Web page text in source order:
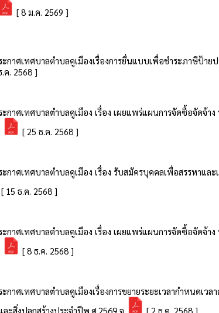
[ 8 ม.ค. 2569 ]
ะกาศเทศบาลตำบลคูเมืองเรื่องการยื่นแบบเพื่อชำระภาษีป้าย
ค. 2568 ]
ะกาศเทศบาลตำบลคูเมือง เรื่อง เผยแพร่แผนการจัดซื้อจัดจ้า
[ 25 ธ.ค. 2568 ]
กาศเทศบาลตำบลคูเมือง เรื่อง รับสมัครบุคคลเพื่อสรรหาและ
[ 15 ธ.ค. 2568 ]
ะกาศเทศบาลตำบลคูเมือง เรื่อง เผยแพร่แผนการจัดซื้อจัดจ้า
[ 8 ธ.ค. 2568 ]
ะกาศเทศบาลตำบลคูเมืองเรื่องการขยายระยะเวลากำหนดเ
ะสิ่งปลูกสร้างประจำปีพ.ศ.2569 จ
[ 2 ธ.ค. 2568 ]